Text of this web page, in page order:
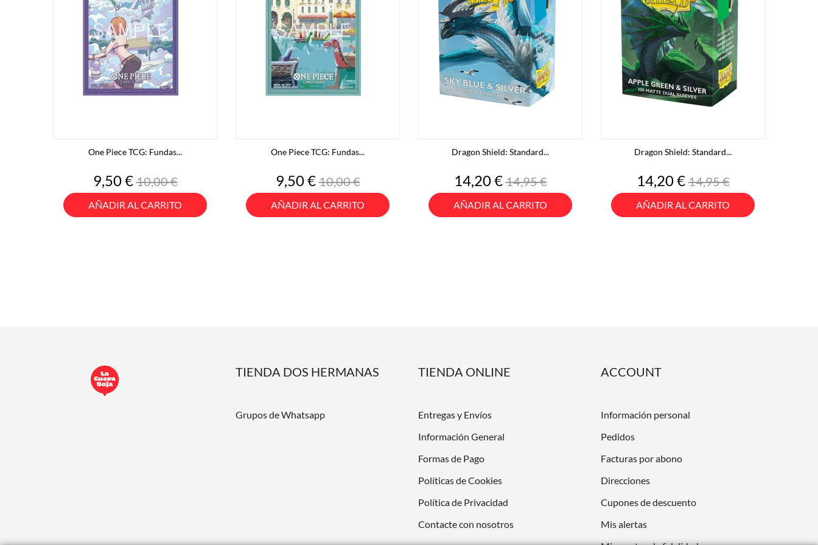
One Piece TCG: Fundas...
Precio
9,50 €Precio
base
10,00 €
AÑADIR AL CARRITO
One Piece TCG: Fundas...
Precio
9,50 €Precio
base
10,00 €
AÑADIR AL CARRITO
Dragon Shield: Standard...
Precio
14,20 €Precio
base
14,95 €
AÑADIR AL CARRITO
Dragon Shield: Standard...
Precio
14,20 €Precio
base
14,95 €
AÑADIR AL CARRITO
TIENDA DOS HERMANAS
Grupos de Whatsapp
TIENDA ONLINE
Entregas y Envíos
Información General
Formas de Pago
Políticas de Cookies
Política de Privacidad
Contacte con nosotros
ACCOUNT
Información personal
Pedidos
Facturas por abono
Direcciones
Cupones de descuento
Mis alertas